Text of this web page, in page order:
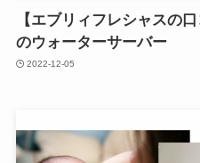
【エブリィフレシャスの
のウォーターサーバー
2022-12-05